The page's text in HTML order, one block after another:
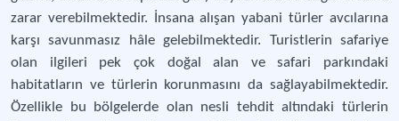
zarar verebilmektedir. İnsana alışan yabani türler avcılarına
karşı savunmasız hâle gelebilmektedir. Turistlerin safariye
olan ilgileri pek çok doğal alan ve safari parkındaki
habitatların ve türlerin korunmasını da sağlayabilmektedir.
Özellikle bu bölgelerde olan nesli tehdit altındaki türlerin